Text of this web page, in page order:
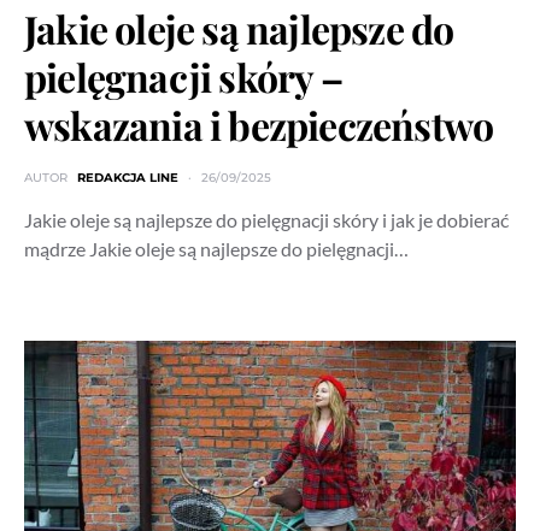
Jakie oleje są najlepsze do
pielęgnacji skóry –
wskazania i bezpieczeństwo
AUTOR REDAKCJA LINE 26/09/2025
Jakie oleje są najlepsze do pielęgnacji skóry i jak je dobierać
mądrze Jakie oleje są najlepsze do pielęgnacji…